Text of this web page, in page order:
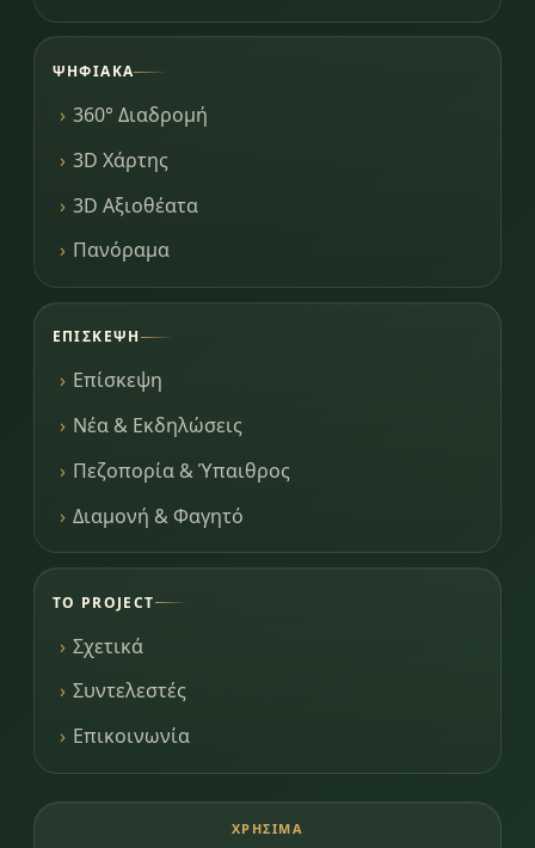
ΨΗΦΙΑΚΆ
360° Διαδρομή
3D Χάρτης
3D Αξιοθέατα
Πανόραμα
ΕΠΊΣΚΕΨΗ
Επίσκεψη
Νέα & Εκδηλώσεις
Πεζοπορία & Ύπαιθρος
Διαμονή & Φαγητό
ΤΟ PROJECT
Σχετικά
Συντελεστές
Επικοινωνία
ΧΡΉΣΙΜΑ